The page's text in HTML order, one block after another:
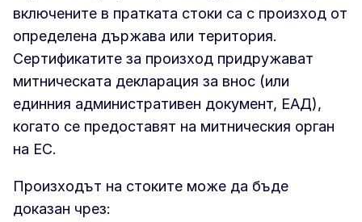
включените в пратката стоки са с произход от
определена държава или територия.
Сертификатите за произход придружават
митническата декларация за внос (или
единния административен документ, ЕАД),
когато се предоставят на митническия орган
на ЕС.
Произходът на стоките може да бъде
доказан чрез: